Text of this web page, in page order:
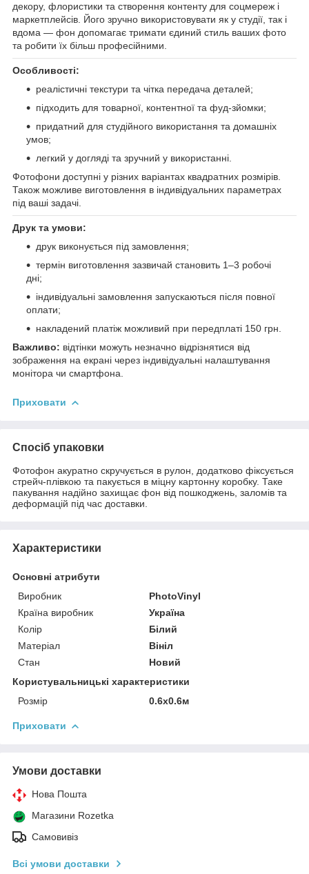
декору, флористики та створення контенту для соцмереж і
маркетплейсів. Його зручно використовувати як у студії, так і
вдома — фон допомагає тримати єдиний стиль ваших фото
та робити їх більш професійними.
Особливості:
реалістичні текстури та чітка передача деталей;
підходить для товарної, контентної та фуд-зйомки;
придатний для студійного використання та домашніх
умов;
легкий у догляді та зручний у використанні.
Фотофони доступні у різних варіантах квадратних розмірів.
Також можливе виготовлення в індивідуальних параметрах
під ваші задачі.
Друк та умови:
друк виконується під замовлення;
термін виготовлення зазвичай становить 1–3 робочі
дні;
індивідуальні замовлення запускаються після повної
оплати;
накладений платіж можливий при передплаті 150 грн.
Важливо: відтінки можуть незначно відрізнятися від
зображення на екрані через індивідуальні налаштування
монітора чи смартфона.
Приховати
Спосіб упаковки
Фотофон акуратно скручується в рулон, додатково фіксується
стрейч-плівкою та пакується в міцну картонну коробку. Таке
пакування надійно захищає фон від пошкоджень, заломів та
деформацій під час доставки.
Характеристики
Основні атрибути
Виробник
PhotoVinyl
Країна виробник
Україна
Колір
Білий
Матеріал
Вініл
Стан
Новий
Користувальницькі характеристики
Розмір
0.6х0.6м
Приховати
Умови доставки
Нова Пошта
Магазини Rozetka
Самовивіз
Всі умови доставки